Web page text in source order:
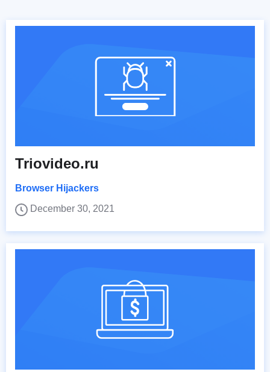
Triovideo.ru
Browser Hijackers
December 30, 2021